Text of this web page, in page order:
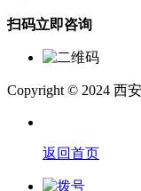
扫码立即咨询
Copyright © 2024 西
返回首页